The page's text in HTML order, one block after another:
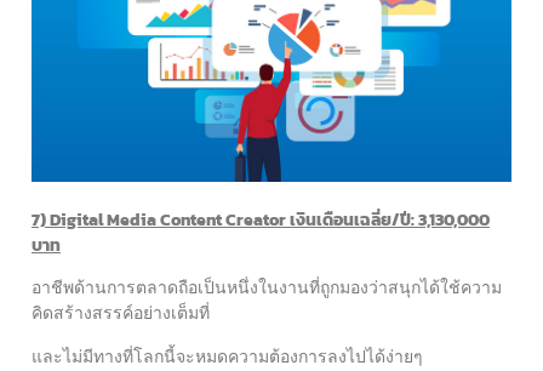
7) Digital Media Content Creator เงินเดือนเฉลี่ย/ปี: 3,130,000
บาท
อาชีพด้านการตลาดถือเป็นหนึ่งในงานที่ถูกมองว่าสนุกได้ใช้ความ
คิดสร้างสรรค์อย่างเต็มที่
และไม่มีทางที่โลกนี้จะหมดความต้องการลงไปได้ง่ายๆ